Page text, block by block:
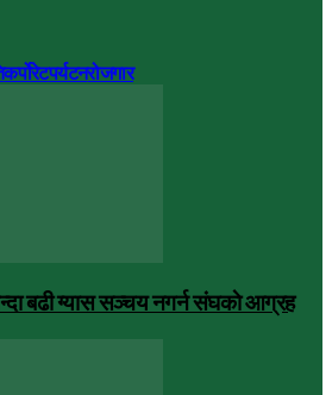
कर्पोरेटपर्यटनरोजगार
बढी ग्यास सञ्चय नगर्न संघकाे आग्रह